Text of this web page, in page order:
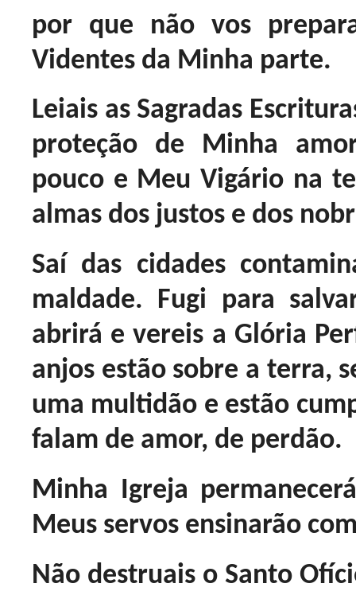
por que não vos
Videntes da Minha parte.
Leiais as Sagradas
proteção de Minha
pouco e Meu Vigário na
almas dos justos e dos
Saí das cidades
maldade. Fugi para
abrirá e vereis a Glória
anjos estão sobre a terra,
uma multidão e estão
falam de amor, de perdão.
Minha Igreja
Meus servos ensinarão
Não destruais o Santo